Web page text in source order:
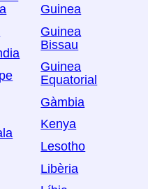
Guinea
Guinea
Bissau
Guinea
Equatorial
Gàmbia
Kenya
Lesotho
Libèria